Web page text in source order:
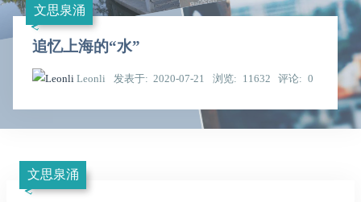
文思泉涌
追忆上海的“水”
Leonli 发表于 2020-07-21 浏览 11632 评论 0
文思泉涌